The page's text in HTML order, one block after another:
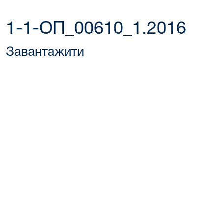
1-1-ОП_00610_1.2016
Завантажити